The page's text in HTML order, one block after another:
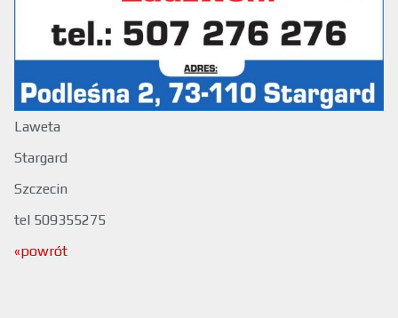
Laweta
Stargard
Szczecin
tel 509355275
«powrót